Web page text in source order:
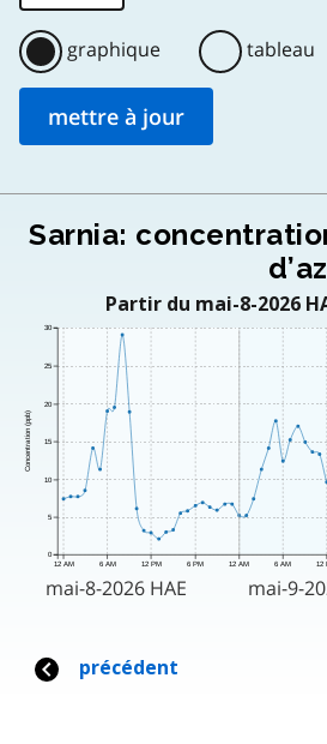
graphique tableau
Sarnia:
Partir du mai-8-2026
12 AM 6 AM 12 PM 6 PM 12 AM 6 AM 12
Concentration (ppb)
0
5
10
15
20
25
30
mai-8-2026 HAE mai-9-
précédent